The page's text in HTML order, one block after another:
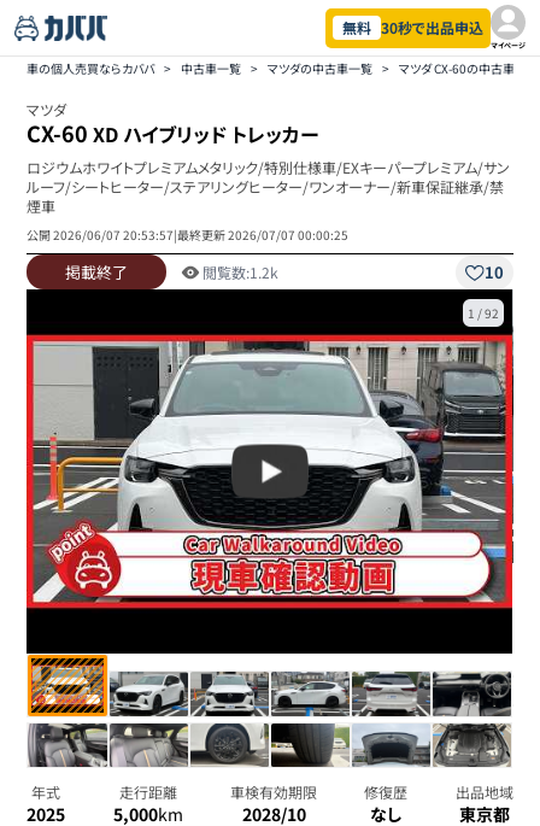
無料 30秒で出品申込
マイページ
車の個人売買ならカババ > 中古車一覧 > マツダの中古車一覧 > マツダ CX-60の中古車一覧
マツダ
CX-60 XD ハイブリッド トレッカー
ロジウムホワイトプレミアムメタリック/特別仕様車/EXキーパープレミアム/サン
ルーフ/シートヒーター/ステアリングヒーター/ワンオーナー/新車保証継承/禁
煙車
公開2026/06/07 20:53:57|最終更新2026/07/07 00:00:25
掲載終了 閲覧数:1.2k 10
1 /92
年式
2025
走行距離
5,000km
車検有効期限
2028/10
修復歴
なし
出品地域
東京都